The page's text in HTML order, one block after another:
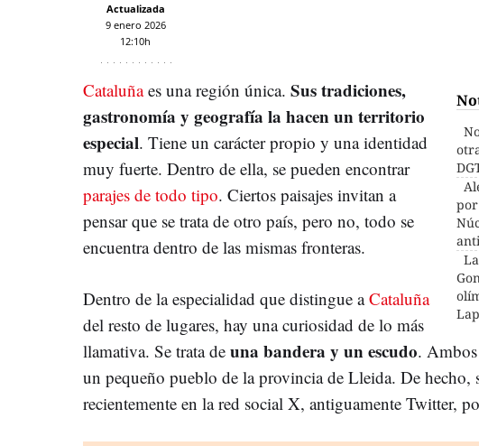
Actualizada
9 enero 2026
12:10h
Cataluñaes una región única. Sus tradiciones,
gastronomía y geografía la hacen un territorio
especial. Tiene un carácter propio y una identidad
muy fuerte. Dentro de ella, se pueden encontrar
parajes de todo tipo. Ciertos paisajes invitan a
pensar que se trata de otro país, pero no, todo se
encuentra dentro de las mismas fronteras.
Dentro de la especialidad que distingue aCataluña
del resto de lugares, hay una curiosidad de lo más
llamativa. Se trata de una bandera y un escudo.
un pequeño pueblo de la provincia de Lleida. De hecho,
recientemente en la red social X, antiguamente Twitter,